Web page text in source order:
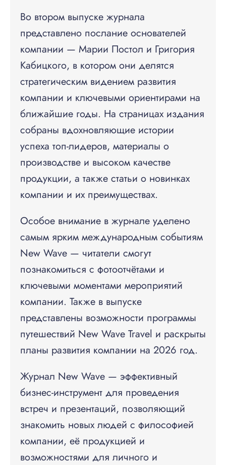
Во втором выпуске журнала
представлено послание основателей
компании — Марии Постол и Григория
Кабицкого, в котором они делятся
стратегическим видением развития
компании и ключевыми ориентирами на
ближайшие годы. На страницах издания
собраны вдохновляющие истории
успеха топ-лидеров, материалы о
производстве и высоком качестве
продукции, а также статьи о новинках
компании и их преимуществах.
Особое внимание в журнале уделено
самым ярким международным событиям
New Wave — читатели смогут
познакомиться с фотоотчётами и
ключевыми моментами мероприятий
компании. Также в выпуске
представлены возможности программы
путешествий New Wave Travel и раскрыты
планы развития компании на 2026 год.
Журнал New Wave — эффективный
бизнес-инструмент для проведения
встреч и презентаций, позволяющий
знакомить новых людей с философией
компании, её продукцией и
возможностями для личного и